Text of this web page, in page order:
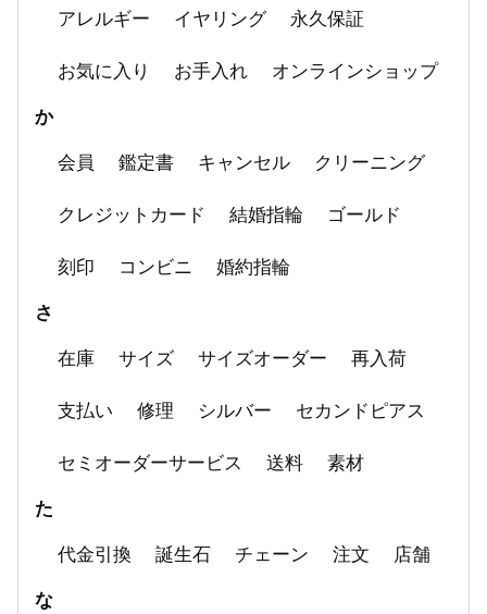
アレルギー
イヤリング
永久保証
お気に入り
お手入れ オンラインショップ
か
会員 鑑定書 キャンセル
クリーニング
クレジットカード
結婚指輪
ゴールド
刻印
コンビニ 婚約指輪
さ
在庫 サイズ サイズオーダー
再入荷
支払い
修理 シルバー
セカンドピアス
セミオーダーサービス
送料 素材
た
代金引換 誕生石 チェーン 注文 店舗
な